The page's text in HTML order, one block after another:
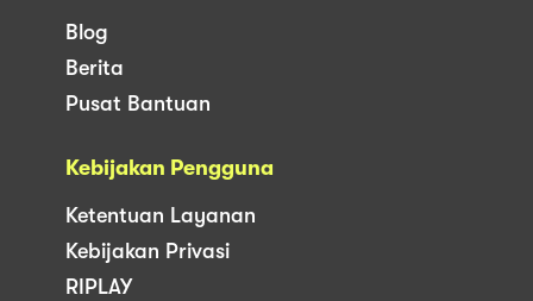
Blog
Berita
Pusat Bantuan
Kebijakan Pengguna
Ketentuan Layanan
Kebijakan Privasi
RIPLAY